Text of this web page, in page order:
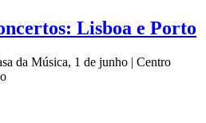
Lisboa e Porto
da Música, 1 de junho | Centro